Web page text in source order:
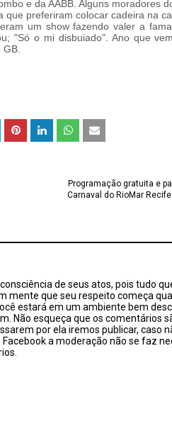
e da AABB. Alguns moradores
que preferiram colocar cadeira na
um show fazendo valer a
"Só o mi disbuiado". Ano que
Programação gratuita e
Carnaval do RioMar
de seus atos, pois tudo
mente que seu respeito começa
estará em um ambiente bem
Não esqueça que os comentários
por ela iremos publicar, caso
a moderação não se faz